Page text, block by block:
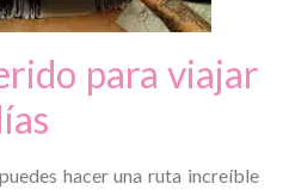
para viajar
hacer una ruta increíble